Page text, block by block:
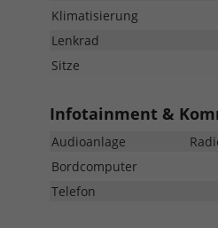
Klimatisierung
Lenkrad
Sitze
Infotainment &
Audioanlage
Bordcomputer
Telefon